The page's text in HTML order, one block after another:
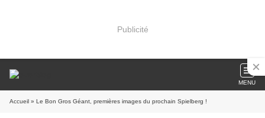
Publicité
MENU
Accueil » Le Bon Gros Géant, premières images du prochain Spielberg !